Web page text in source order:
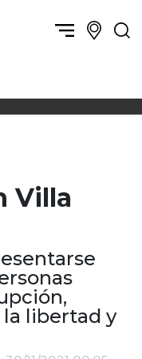
Villa
libertad y